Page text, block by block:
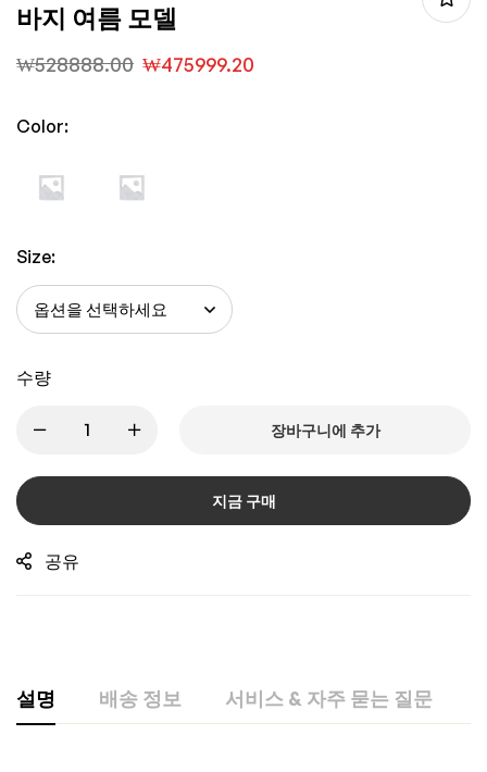
바지 여름 모델
₩528888.00 ₩475999.20
Color:
Size:
수량
장바구니에 추가
지금 구매
공유
설명 배송 정보 서비스 & 자주 묻는 질문